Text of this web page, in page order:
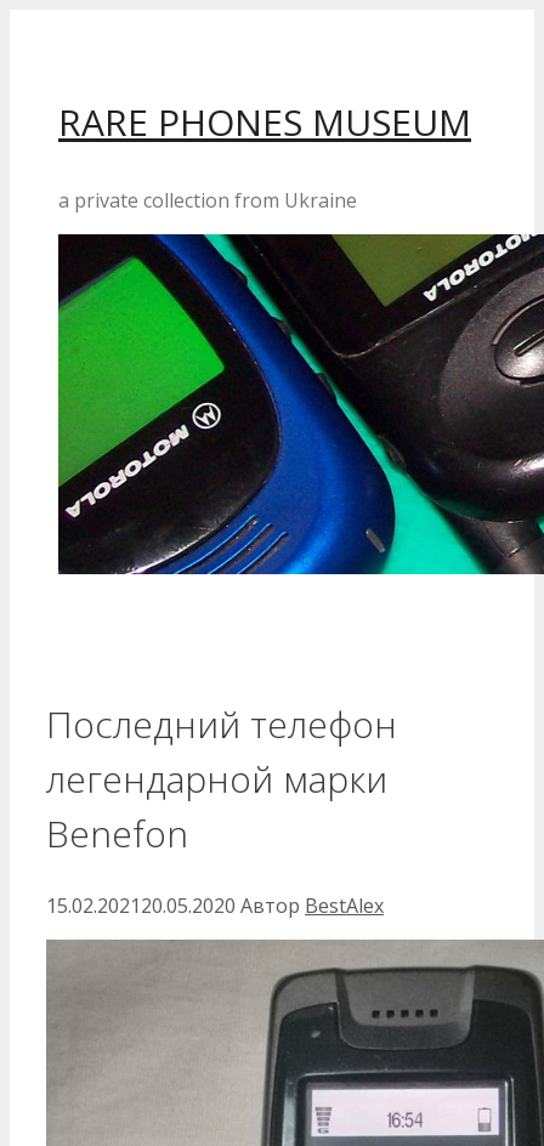
RARE PHONES MUSEUM
a private collection from Ukraine
Последний телефон
легендарной марки
Benefon
15.02.202120.05.2020 Автор BestAlex